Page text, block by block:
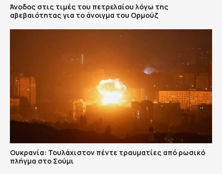
Άνοδος στις τιμές του πετρελαίου λόγω της
αβεβαιότητας για το άνοιγμα του Ορμούζ
Ουκρανία: Τουλάχιστον πέντε τραυματίες από ρωσικό
πλήγμα στο Σούμι